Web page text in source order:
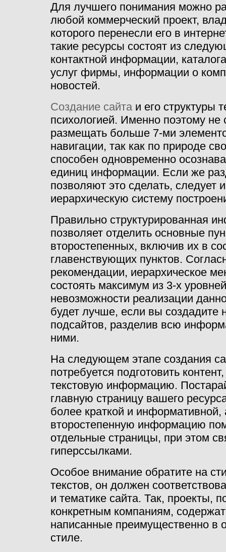
Для лучшего понимания можно
любой коммерческий проект,
которого перенесли его в
такие ресурсы состоят из
контактной информации,
услуг фирмы, информации о
новостей.
Создание сайтаи его структуры
психологией. Именно поэтому не
размещать больше 7-ми
навигации, так как по природе
способен одновременно
единиц информации. Если же
позволяют это сделать, следует
иерархическую систему
Правильно структурированная
позволяет отделить основные
второстепенных, включив их в
главенствующих пунктов.
рекомендации, иерархическое
состоять максимум из 3-х
невозможности реализации
будет лучше, если вы создадите
подсайтов, разделив всю
ними.
На следующем этапе создания
потребуется подготовить
текстовую информацию.
главную страницу вашего
более краткой и информативной,
второстепенную информацию
отдельные страницы, при этом
гиперссылками.
Особое внимание обратите на
текстов, он должен
и тематике сайта. Так, проекты,
конкретным компаниям,
написанные преимущественно в
стиле.